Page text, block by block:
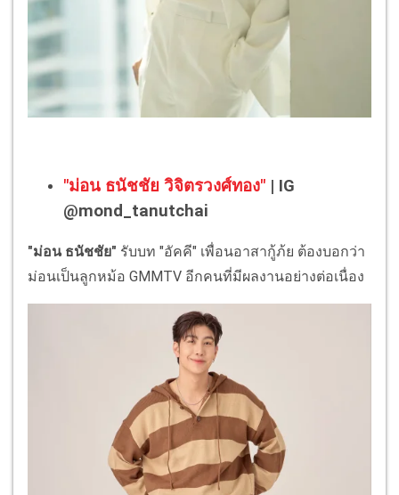
"ม่อน ธนัชชัย วิจิตรวงศ์ทอง" | IG
@mond_tanutchai
"ม่อน ธนัชชัย" รับบท "อัคคี" เพื่อนอาสากู้ภ้ย ต้องบอกว่า
ม่อนเป็นลูกหม้อ GMMTV อีกคนที่มีผลงานอย่างต่อเนื่อง